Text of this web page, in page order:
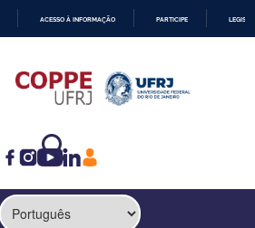
CONTEÚDO
ACESSO À INFORMAÇÃO PARTICIPE